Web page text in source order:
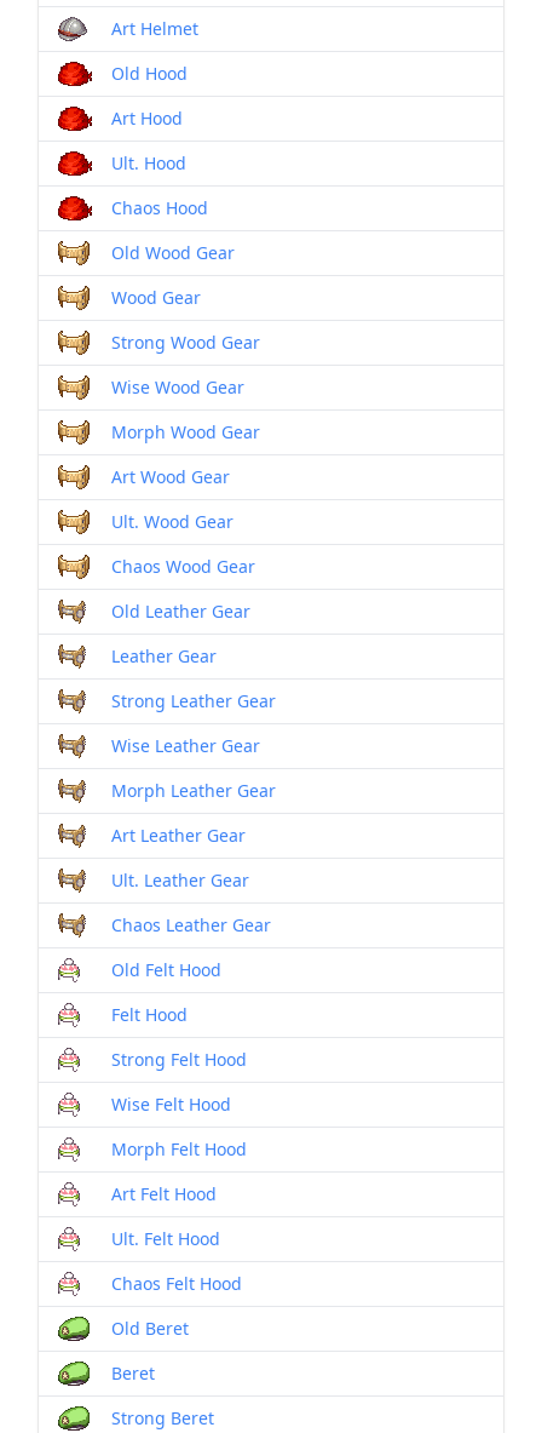
Art Helmet
Old Hood
Art Hood
Ult. Hood
Chaos Hood
Old Wood Gear
Wood Gear
Strong Wood Gear
Wise Wood Gear
Morph Wood Gear
Art Wood Gear
Ult. Wood Gear
Chaos Wood Gear
Old Leather Gear
Leather Gear
Strong Leather Gear
Wise Leather Gear
Morph Leather Gear
Art Leather Gear
Ult. Leather Gear
Chaos Leather Gear
Old Felt Hood
Felt Hood
Strong Felt Hood
Wise Felt Hood
Morph Felt Hood
Art Felt Hood
Ult. Felt Hood
Chaos Felt Hood
Old Beret
Beret
Strong Beret